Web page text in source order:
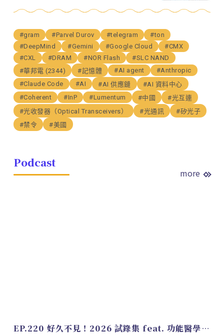
#gram #Parvel Durov #telegram
#ton
#DeepMind
#Gemini #Google Cloud
#CMX
#CXL
#DRAM #NOR Flash
#SLC NAND
#華邦電 (2344)
#記憶體 #AI agent
#Anthropic
#Claude Code
#AI #AI 供應鏈
#AI 資料中心
#Coherent
#InP #Lumentum #中國
#光互連
#光收發器（Optical Transceivers）
#光通訊
#矽光子
#禁令
#美國
Podcast
more
EP.220 好久不見！2026 試錄集 feat. 功能醫學營養師 美寶